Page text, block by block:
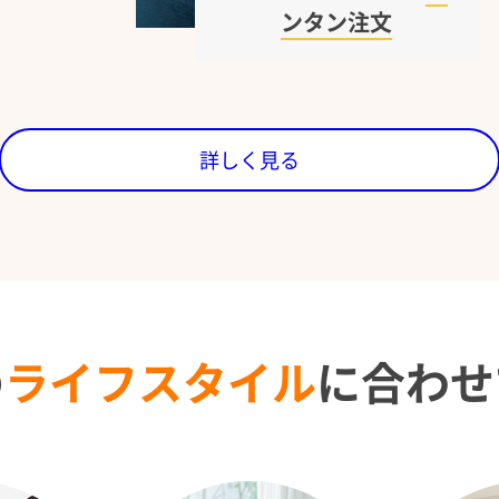
ンタン注文
詳しく見る
ライフスタイルに合わ